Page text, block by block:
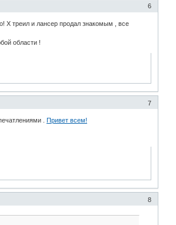
6
Х треил и лансер продал знакомым , все
области !
7
.Привет всем!
8